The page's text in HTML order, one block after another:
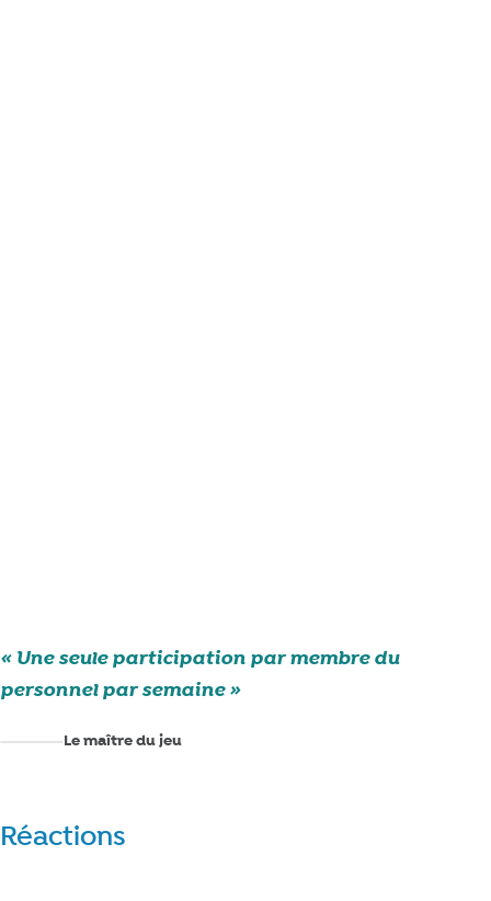
Une seule participation par membre du
personnel par semaine
Le maître du jeu
Réactions